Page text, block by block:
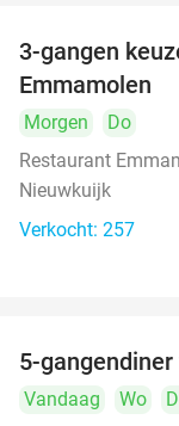
3-gangen
Emmamolen
Morgen
Do
Restaurant
Nieuwkuijk
Verkocht: 257
5-
Vandaag Wo